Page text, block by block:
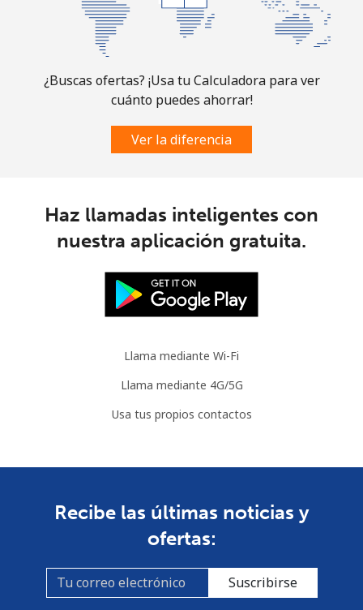
¿Buscas ofertas? ¡Usa tu Calculadora para ver
cuánto puedes ahorrar!
Ver la diferencia
Haz llamadas inteligentes con
nuestra aplicación gratuita.
Llama mediante Wi-Fi
Llama mediante 4G/5G
Usa tus propios contactos
Recibe las últimas noticias y
ofertas:
Suscribirse